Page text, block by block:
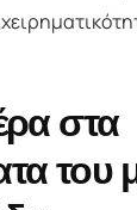
στα
του